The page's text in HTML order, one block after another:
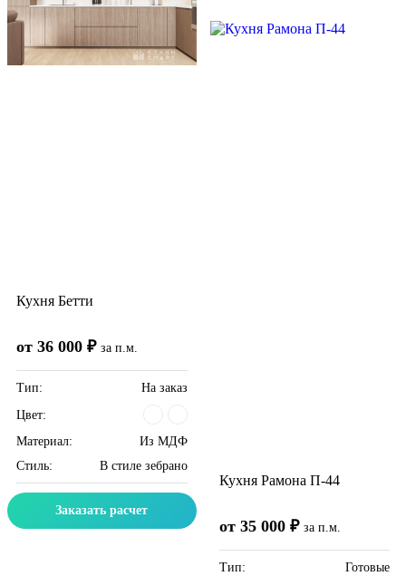
Кухня Бетти
от 36 000 ₽ за п.м.
Тип:
На заказ
Цвет:
Материал:
Из МДФ
Стиль:
В стиле зебрано
Заказать расчет
Кухня Рамона П-44
от 35 000 ₽ за п.м.
Тип:
Готовые